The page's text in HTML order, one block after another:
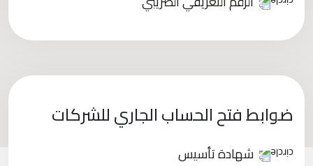
ضوابط فتح الحساب الجاري للشركات
شهادة تأسيس